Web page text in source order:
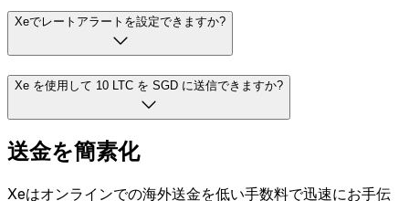
Xeでレートアラートを設定できますか?
Xe を使用して 10 LTC を SGD に送信できますか?
送金を簡素化
Xeはオンラインでの海外送金を低い手数料で迅速にお手伝